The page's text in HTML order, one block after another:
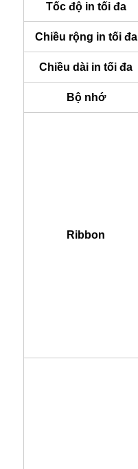
Tốc độ in tối đa
Chiều rộng in tối đa
Chiều dài in tối đa
Bộ nhớ
Ribbon